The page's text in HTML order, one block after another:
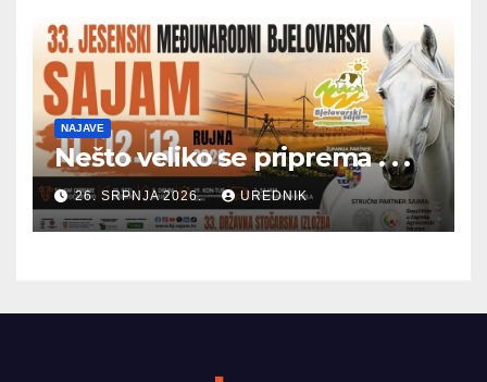
NAJAVE
Nešto veliko se priprema . . .
26. SRPNJA 2026. UREDNIK